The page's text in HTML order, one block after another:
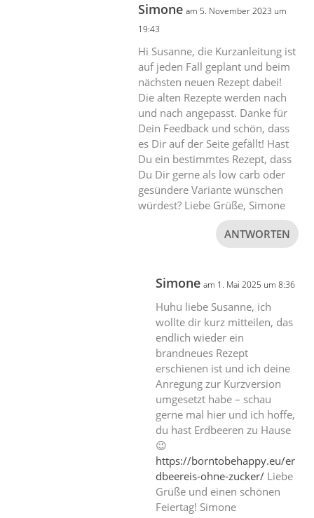
Simone am 5. November 2023 um
19:43
Hi Susanne, die Kurzanleitung ist
auf jeden Fall geplant und beim
nächsten neuen Rezept dabei!
Die alten Rezepte werden nach
und nach angepasst. Danke für
Dein Feedback und schön, dass
es Dir auf der Seite gefällt! Hast
Du ein bestimmtes Rezept, dass
Du Dir gerne als low carb oder
gesündere Variante wünschen
würdest? Liebe Grüße, Simone
ANTWORTEN
Simone am 1. Mai 2025 um 8:36
Huhu liebe Susanne, ich
wollte dir kurz mitteilen, das
endlich wieder ein
brandneues Rezept
erschienen ist und ich deine
Anregung zur Kurzversion
umgesetzt habe – schau
gerne mal hier und ich hoffe,
du hast Erdbeeren zu Hause
😉
https://borntobehappy.eu/er
dbeereis-ohne-zucker/ Liebe
Grüße und einen schönen
Feiertag! Simone